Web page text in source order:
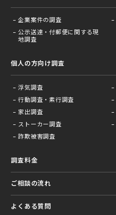
企業案件の調査
公示送達・付郵便に関する現
地調査
個人の方向け調査
浮気調査
行動調査・素行調査
家出調査
ストーカー調査
詐欺被害調査
調査料金
ご相談の流れ
よくある質問